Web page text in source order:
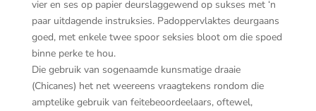
vier en ses op papier deurslaggewend op sukses met ‘n
paar uitdagende instruksies. Padoppervlaktes deurgaans
goed, met enkele twee spoor seksies bloot om die spoed
binne perke te hou.
Die gebruik van sogenaamde kunsmatige draaie
(Chicanes) het net weereens vraagtekens rondom die
amptelike gebruik van feitebeoordeelaars, oftewel,